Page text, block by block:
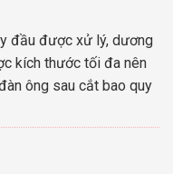
đầu được xử lý, dương
kích thước tối đa nên
ông sau cắt bao quy